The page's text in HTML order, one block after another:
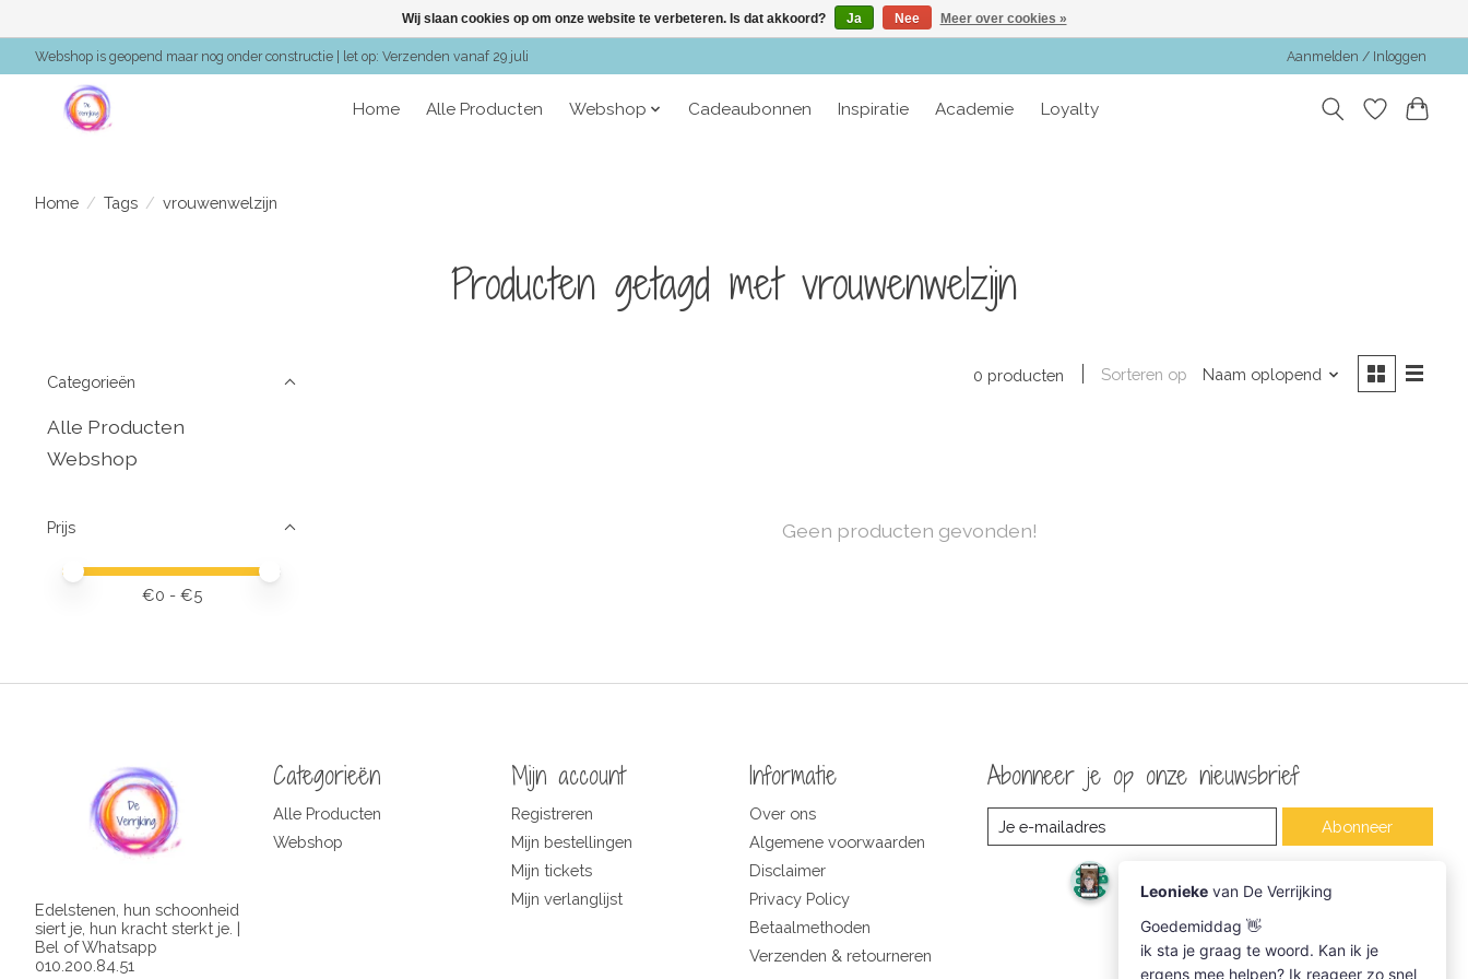
Webshop is geopend maar nog onder constructie | let op: Verzenden vanaf 29 juli Aanmelden / Inloggen
Home Alle Producten Webshop Cadeaubonnen Inspiratie Academie Loyalty
Home / Tags / vrouwenwelzijn
Producten getagd met vrouwenwelzijn
Categorieën
Alle Producten
Webshop
Prijs
Minimale prijswaarde
Price maximum value
€0 - €5
0 producten Sorteren op Naam oplopend
Geen producten gevonden!
Edelstenen, hun schoonheid
siert je, hun kracht sterkt je. |
Bel of Whatsapp
010.200.84.51
Categorieën
Alle Producten
Webshop
Mijn account
Registreren
Mijn bestellingen
Mijn tickets
Mijn verlanglijst
Informatie
Over ons
Algemene voorwaarden
Disclaimer
Privacy Policy
Betaalmethoden
Verzenden & retourneren
Abonneer je op onze nieuwsbrief
Abonneer
Wij slaan cookies op om onze website te verbeteren. Is dat akkoord? Ja Nee Meer over cookies »